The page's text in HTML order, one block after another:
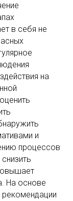
в себя не
на
и
процессов
На основе
рекомендации